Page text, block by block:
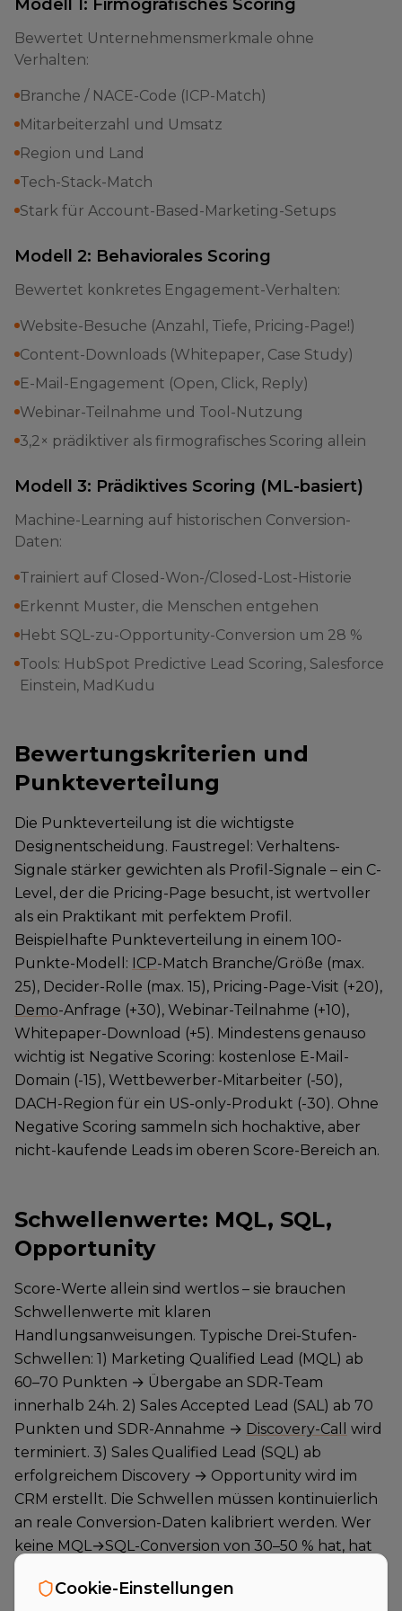
Modell 1: Firmografisches Scoring
Bewertet Unternehmensmerkmale ohne
Verhalten:
Branche / NACE-Code (ICP-Match)
Mitarbeiterzahl und Umsatz
Region und Land
Tech-Stack-Match
Stark für Account-Based-Marketing-Setups
Modell 2: Behaviorales Scoring
Bewertet konkretes Engagement-Verhalten:
Website-Besuche (Anzahl, Tiefe, Pricing-Page!)
Content-Downloads (Whitepaper, Case Study)
E-Mail-Engagement (Open, Click, Reply)
Webinar-Teilnahme und Tool-Nutzung
3,2× prädiktiver als firmografisches Scoring allein
Modell 3: Prädiktives Scoring (ML-basiert)
Machine-Learning auf historischen Conversion-
Daten:
Trainiert auf Closed-Won-/Closed-Lost-Historie
Erkennt Muster, die Menschen entgehen
Hebt SQL-zu-Opportunity-Conversion um 28 %
Tools: HubSpot Predictive Lead Scoring, Salesforce
Einstein, MadKudu
Bewertungskriterien und
Punkteverteilung
Die Punkteverteilung ist die wichtigste
Designentscheidung. Faustregel: Verhaltens-
Signale stärker gewichten als Profil-Signale – ein C-
Level, der die Pricing-Page besucht, ist wertvoller
als ein Praktikant mit perfektem Profil.
Beispielhafte Punkteverteilung in einem 100-
Punkte-Modell: ICP-Match Branche/Größe (max.
25), Decider-Rolle (max. 15), Pricing-Page-Visit (+20),
Demo-Anfrage (+30), Webinar-Teilnahme (+10),
Whitepaper-Download (+5). Mindestens genauso
wichtig ist Negative Scoring: kostenlose E-Mail-
Domain (-15), Wettbewerber-Mitarbeiter (-50),
DACH-Region für ein US-only-Produkt (-30). Ohne
Negative Scoring sammeln sich hochaktive, aber
nicht-kaufende Leads im oberen Score-Bereich an.
Schwellenwerte: MQL, SQL,
Opportunity
Score-Werte allein sind wertlos – sie brauchen
Schwellenwerte mit klaren
Handlungsanweisungen. Typische Drei-Stufen-
Schwellen: 1) Marketing Qualified Lead (MQL) ab
60–70 Punkten → Übergabe an SDR-Team
innerhalb 24h. 2) Sales Accepted Lead (SAL) ab 70
Punkten und SDR-Annahme → Discovery-Call
wird
terminiert. 3) Sales Qualified Lead (SQL) ab
erfolgreichem Discovery → Opportunity wird im
CRM erstellt. Die Schwellen müssen kontinuierlich
an reale Conversion-Daten kalibriert werden. Wer
keine MQL→SQL-Conversion von 30–50 % hat, hat
Cookie-Einstellungen